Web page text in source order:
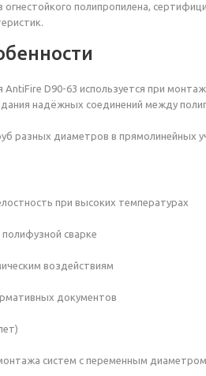
полипропилена,
AntiFire D90-63 используется при
надёжных соединений между
разных диаметров в прямолинейных
при высоких температурах
полифузной сварке
воздействиям
документов
систем с переменным